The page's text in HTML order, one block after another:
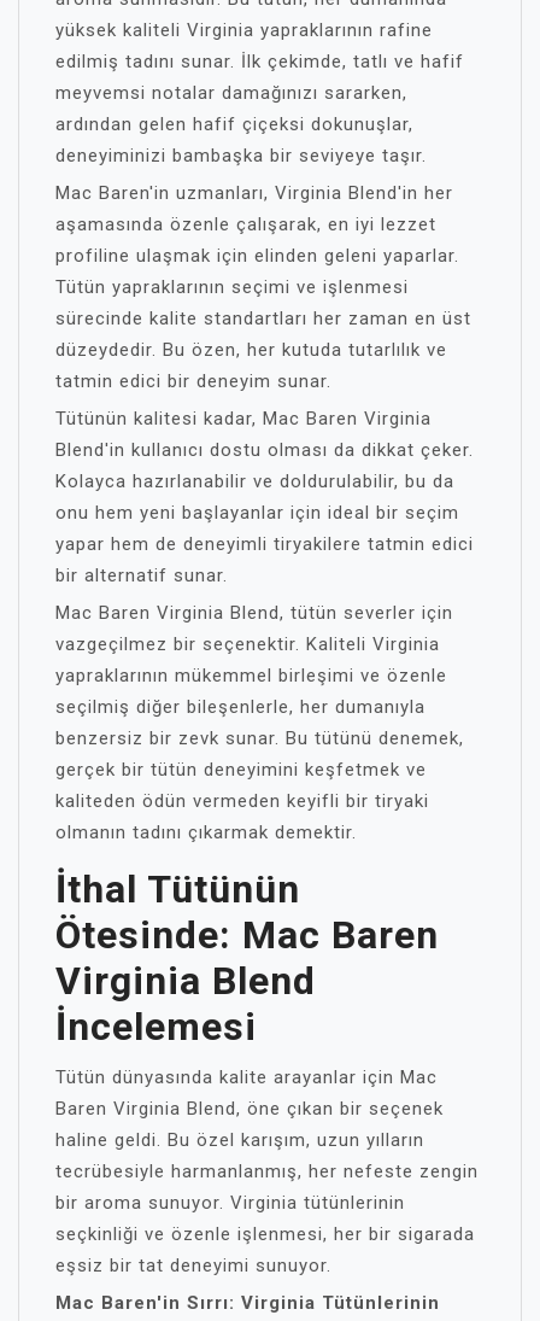
yüksek kaliteli Virginia yapraklarının rafine
edilmiş tadını sunar. İlk çekimde, tatlı ve hafif
meyvemsi notalar damağınızı sararken,
ardından gelen hafif çiçeksi dokunuşlar,
deneyiminizi bambaşka bir seviyeye taşır.
Mac Baren'in uzmanları, Virginia Blend'in her
aşamasında özenle çalışarak, en iyi lezzet
profiline ulaşmak için elinden geleni yaparlar.
Tütün yapraklarının seçimi ve işlenmesi
sürecinde kalite standartları her zaman en üst
düzeydedir. Bu özen, her kutuda tutarlılık ve
tatmin edici bir deneyim sunar.
Tütünün kalitesi kadar, Mac Baren Virginia
Blend'in kullanıcı dostu olması da dikkat çeker.
Kolayca hazırlanabilir ve doldurulabilir, bu da
onu hem yeni başlayanlar için ideal bir seçim
yapar hem de deneyimli tiryakilere tatmin edici
bir alternatif sunar.
Mac Baren Virginia Blend, tütün severler için
vazgeçilmez bir seçenektir. Kaliteli Virginia
yapraklarının mükemmel birleşimi ve özenle
seçilmiş diğer bileşenlerle, her dumanıyla
benzersiz bir zevk sunar. Bu tütünü denemek,
gerçek bir tütün deneyimini keşfetmek ve
kaliteden ödün vermeden keyifli bir tiryaki
olmanın tadını çıkarmak demektir.
İthal Tütünün
Ötesinde: Mac Baren
Virginia Blend
İncelemesi
Tütün dünyasında kalite arayanlar için Mac
Baren Virginia Blend, öne çıkan bir seçenek
haline geldi. Bu özel karışım, uzun yılların
tecrübesiyle harmanlanmış, her nefeste zengin
bir aroma sunuyor. Virginia tütünlerinin
seçkinliği ve özenle işlenmesi, her bir sigarada
eşsiz bir tat deneyimi sunuyor.
Mac Baren'in Sırrı: Virginia Tütünlerinin